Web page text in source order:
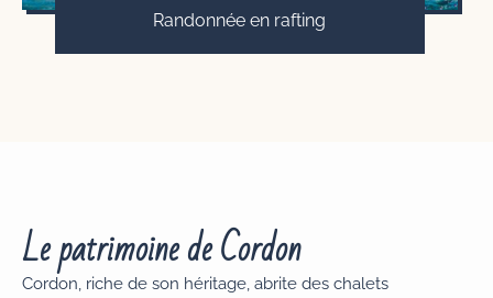
Randonnée en rafting
Le patrimoine de Cordon
Cordon, riche de son héritage, abrite des chalets